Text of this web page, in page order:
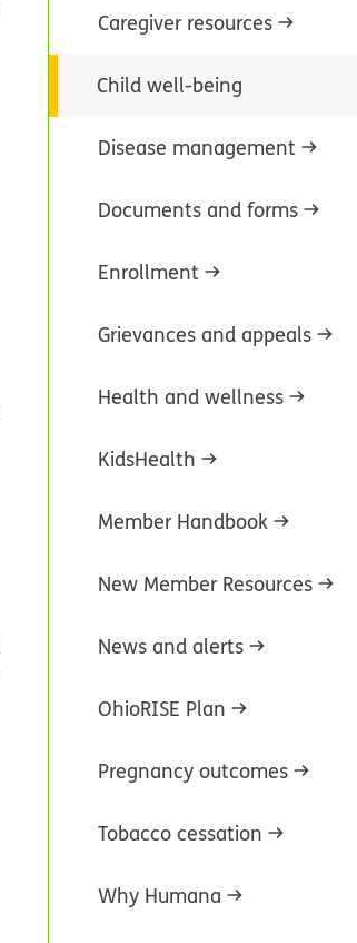
Caregiver resources
Child well-being
Disease management
Documents and forms
Enrollment
Grievances and appeals
Health and wellness
KidsHealth
Member Handbook
New Member Resources
News and alerts
OhioRISE Plan
Pregnancy outcomes
Tobacco cessation
Why Humana